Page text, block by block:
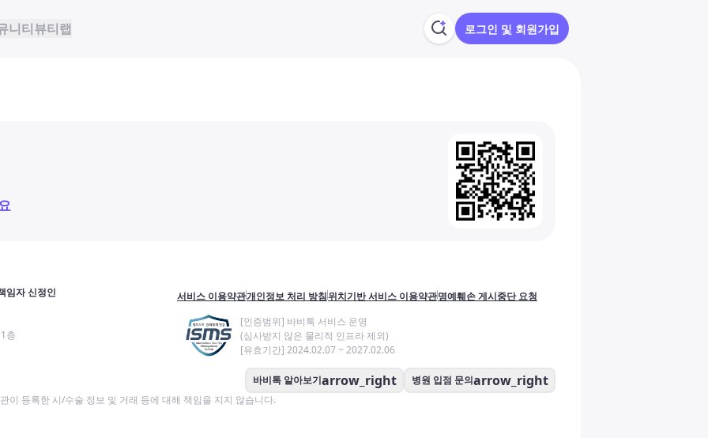
니티뷰티랩 로그인 및 회원가입
임자 신정인
층
서비스 이용약관개인정보 처리 방침위치기반 서비스 이용약관명예훼손 게시중단 요청
[인증범위] 바비톡 서비스 운영
(심사받지 않은 물리적 인프라 제외)
[유효기간] 2024.02.07 ~ 2027.02.06
바비톡 알아보기arrow_right 병원 입점 문의arrow_right
이 등록한 시/수술 정보 및 거래 등에 대해 책임을 지지 않습니다.